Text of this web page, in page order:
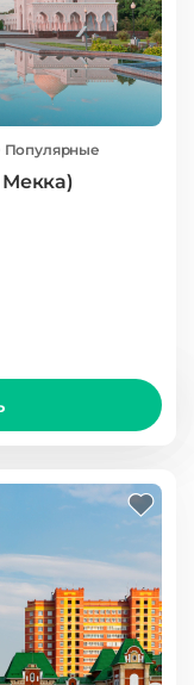
Популярные
Мекка)